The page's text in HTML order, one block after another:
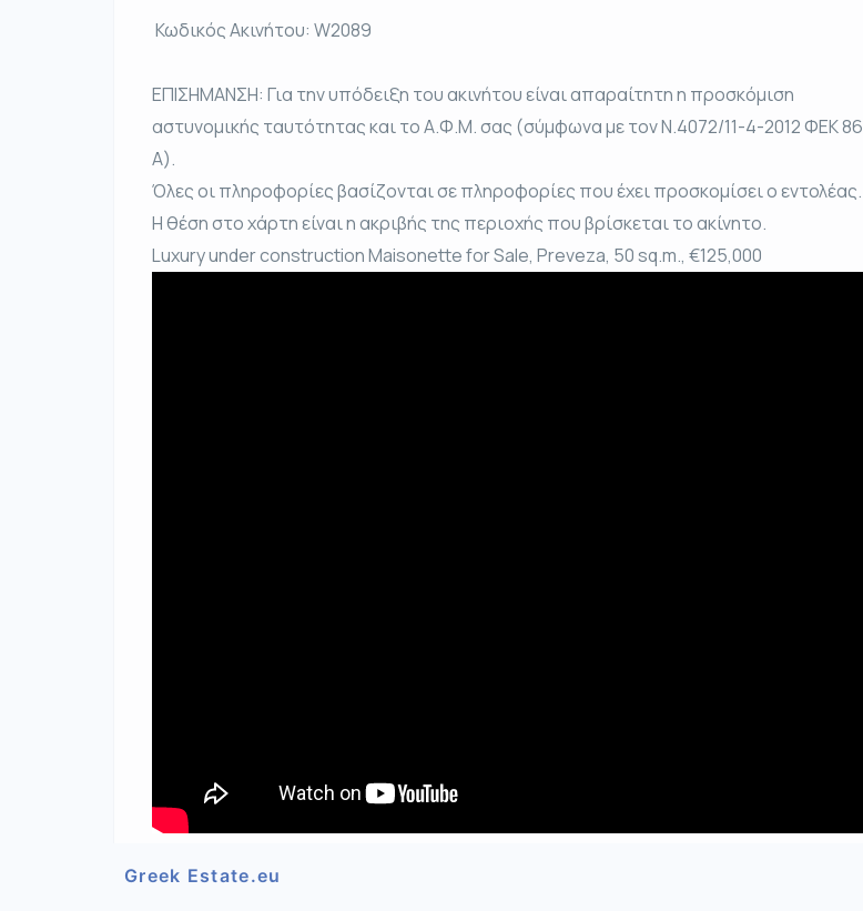
️ Κωδικός Ακινήτου: W2089
ΕΠΙΣΗΜΑΝΣΗ: Για την υπόδειξη του ακινήτου είναι απαραίτητη η προσκόμιση
αστυνομικής ταυτότητας και το Α.Φ.Μ. σας (σύμφωνα με τον Ν.4072/11-4-2012 ΦΕΚ 86
Α).
Όλες οι πληροφορίες βασίζονται σε πληροφορίες που έχει προσκομίσει ο εντολέας.
Η θέση στο χάρτη είναι η ακριβής της περιοχής που βρίσκεται το ακίνητο.
Luxury under construction Maisonette for Sale, Preveza, 50 sq.m., €125,000
Greek Estate.eu